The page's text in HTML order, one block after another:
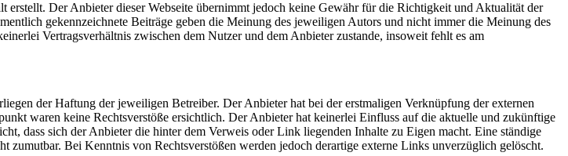
Der Anbieter dieser Webseite übernimmt jedoch keine Gewähr für die Richtigkeit und Aktualität der
gekennzeichnete Beiträge geben die Meinung des jeweiligen Autors und nicht immer die Meinung des
Vertragsverhältnis zwischen dem Nutzer und dem Anbieter zustande, insoweit fehlt es am
der Haftung der jeweiligen Betreiber. Der Anbieter hat bei der erstmaligen Verknüpfung der externen
waren keine Rechtsverstöße ersichtlich. Der Anbieter hat keinerlei Einfluss auf die aktuelle und zukünftige
dass sich der Anbieter die hinter dem Verweis oder Link liegenden Inhalte zu Eigen macht. Eine ständige
Bei Kenntnis von Rechtsverstößen werden jedoch derartige externe Links unverzüglich gelöscht.